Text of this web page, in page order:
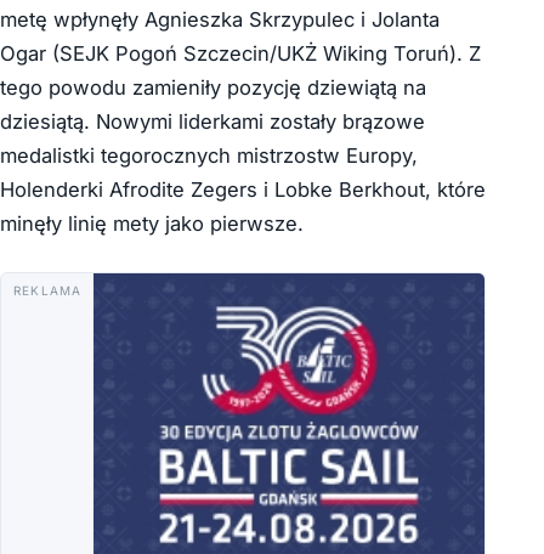
metę wpłynęły Agnieszka Skrzypulec i Jolanta
Ogar (SEJK Pogoń Szczecin/UKŻ Wiking Toruń). Z
tego powodu zamieniły pozycję dziewiątą na
dziesiątą. Nowymi liderkami zostały brązowe
medalistki tegorocznych mistrzostw Europy,
Holenderki Afrodite Zegers i Lobke Berkhout, które
minęły linię mety jako pierwsze.
REKLAMA